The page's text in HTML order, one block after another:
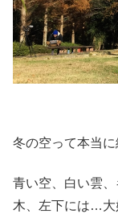
冬の空って本当に
青い空、白い雲
木、左下には…大